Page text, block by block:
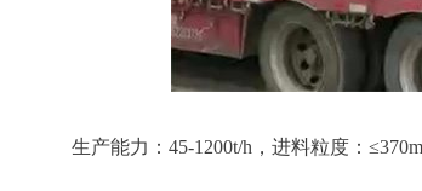
生产能力：45-1200t/h，进料粒度：